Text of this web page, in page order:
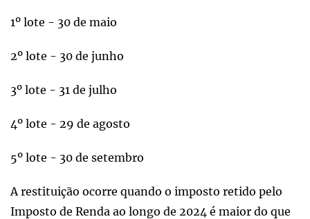
1º lote - 30 de maio
2º lote - 30 de junho
3º lote - 31 de julho
4º lote - 29 de agosto
5º lote - 30 de setembro
A restituição ocorre quando o imposto retido pelo
Imposto de Renda ao longo de 2024 é maior do que